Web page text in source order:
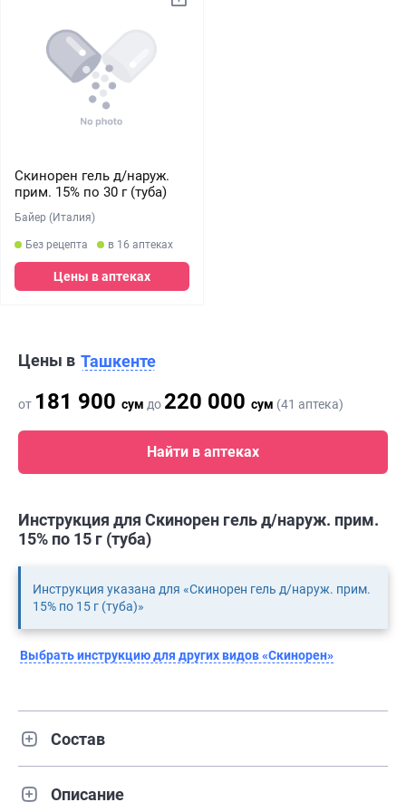
Скинорен гель д/наруж.
прим. 15% по 30 г (туба)
Байер (Италия)
Без рецепта в 16 аптеках
Цены в аптеках
Цены в Ташкенте
от 181 900 сум до 220 000 сум (41 аптека)
Найти в аптеках
Инструкция для Скинорен гель д/наруж. прим.
15% по 15 г (туба)
Инструкция указана для «Скинорен гель д/наруж. прим.
15% по 15 г (туба)»
Выбрать инструкцию для других видов «Скинорен»
Состав
Описание